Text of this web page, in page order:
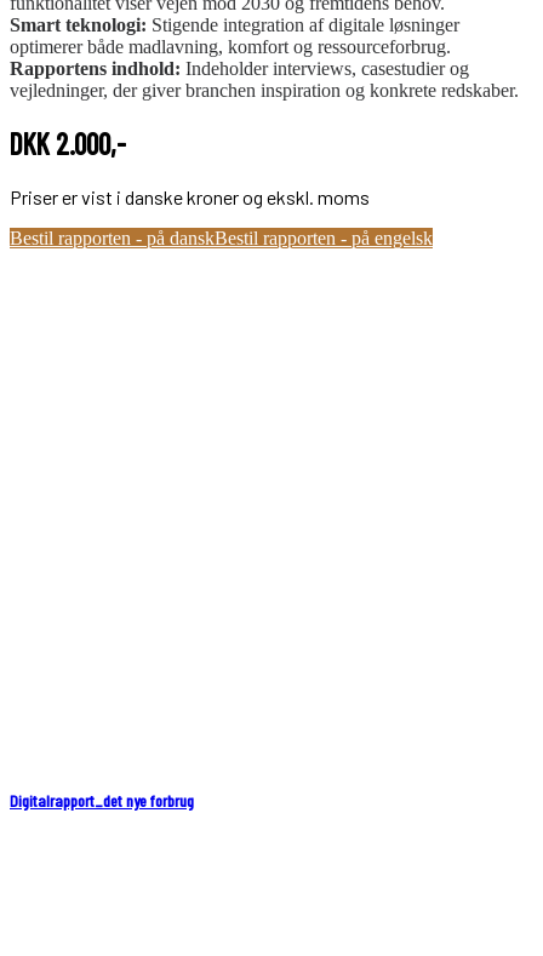
Smart teknologi: Stigende integration af digitale løsninger
optimerer både madlavning, komfort og ressourceforbrug.
Rapportens indhold: Indeholder interviews, casestudier og
vejledninger, der giver branchen inspiration og konkrete redskaber.
DKK 2.000,-
Priser er vist i danske kroner og ekskl. moms
Bestil rapporten - på danskBestil rapporten - på engelsk
Digitalrapport_det nye forbrug